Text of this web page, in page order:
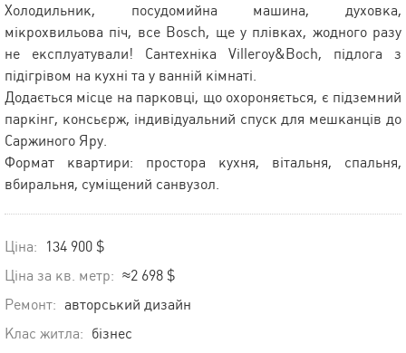
Холодильник, посудомийна машина, духовка,
мікрохвильова піч, все Bosch, ще у плівках, жодного разу
не експлуатували! Сантехніка Villeroy&Boch, підлога з
підігрівом на кухні та у ванній кімнаті.
Додається місце на парковці, що охороняється, є підземний
паркінг, консьєрж, індивідуальний спуск для мешканців до
Саржиного Яру.
Формат квартири: простора кухня, вітальня, спальня,
вбиральня, суміщений санвузол.
Ціна:
134 900 $
Ціна за кв. метр: ≈2 698 $
Ремонт: авторський дизайн
Клас житла: бізнес